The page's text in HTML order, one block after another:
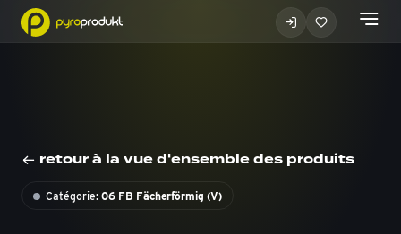
retour à la vue d'ensemble des produits
Catégorie: 06 FB Fächerförmig (V)